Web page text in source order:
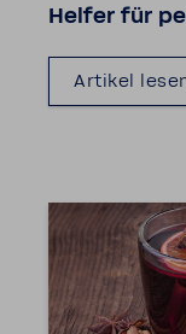
Helfer für
Artikel